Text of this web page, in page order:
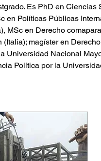
Es PhD en
en Políticas Públicas
MSc en Derecho
(Italia); magíster en
Universidad Nacional
Política por la